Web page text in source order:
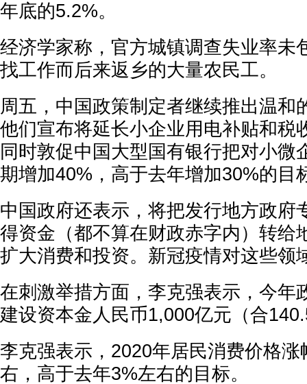
年底的5.2%。
经济学家称，官方城镇调查失业率未
找工作而后来返乡的大量农民工。
周五，中国政策制定者继续推出温和
他们宣布将延长小企业用电补贴和税
同时敦促中国大型国有银行把对小微
期增加40%，高于去年增加30%的目
中国政府还表示，将把发行地方政府
得资金（都不算在财政赤字内）转给
扩大消费和投资。新冠疫情对这些领
在刺激举措方面，李克强表示，今年
建设资本金人民币1,000亿元（合
李克强表示，2020年居民消费价格
右，高于去年3%左右的目标。